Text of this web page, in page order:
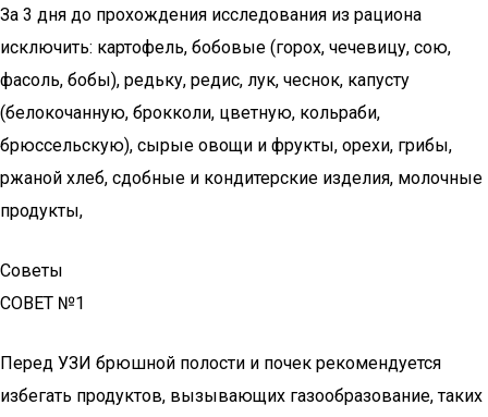
За 3 дня до прохождения исследования из рациона
исключить: картофель, бобовые (горох, чечевицу, сою,
фасоль, бобы), редьку, редис, лук, чеснок, капусту
(белокочанную, брокколи, цветную, кольраби,
брюссельскую), сырые овощи и фрукты, орехи, грибы,
ржаной хлеб, сдобные и кондитерские изделия, молочные
продукты,
Советы
СОВЕТ №1
Перед УЗИ брюшной полости и почек рекомендуется
избегать продуктов, вызывающих газообразование, таких